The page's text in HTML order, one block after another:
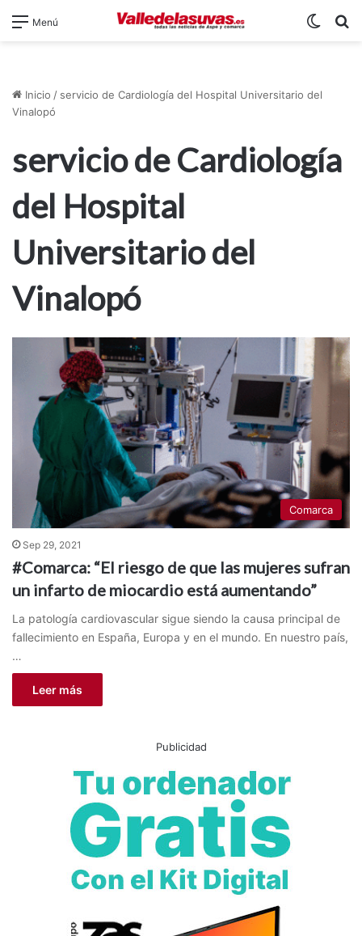
Menú
Inicio / servicio de Cardiología del Hospital Universitario del
Vinalopó
servicio de Cardiología
del Hospital
Universitario del
Vinalopó
Comarca
Sep 29, 2021
#Comarca: “El riesgo de que las mujeres sufran
un infarto de miocardio está aumentando”
La patología cardiovascular sigue siendo la causa principal de
fallecimiento en España, Europa y en el mundo. En nuestro país,
…
Leer más
Publicidad